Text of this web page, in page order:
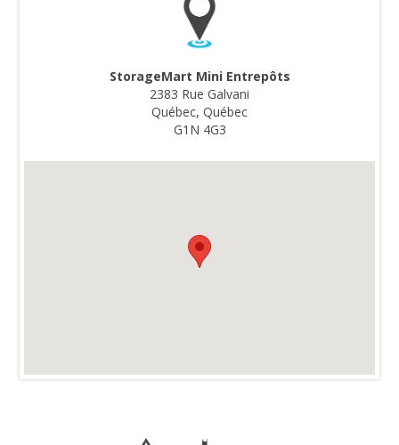
StorageMart Mini Entrepôts
2383 Rue Galvani
Québec, Québec
G1N 4G3